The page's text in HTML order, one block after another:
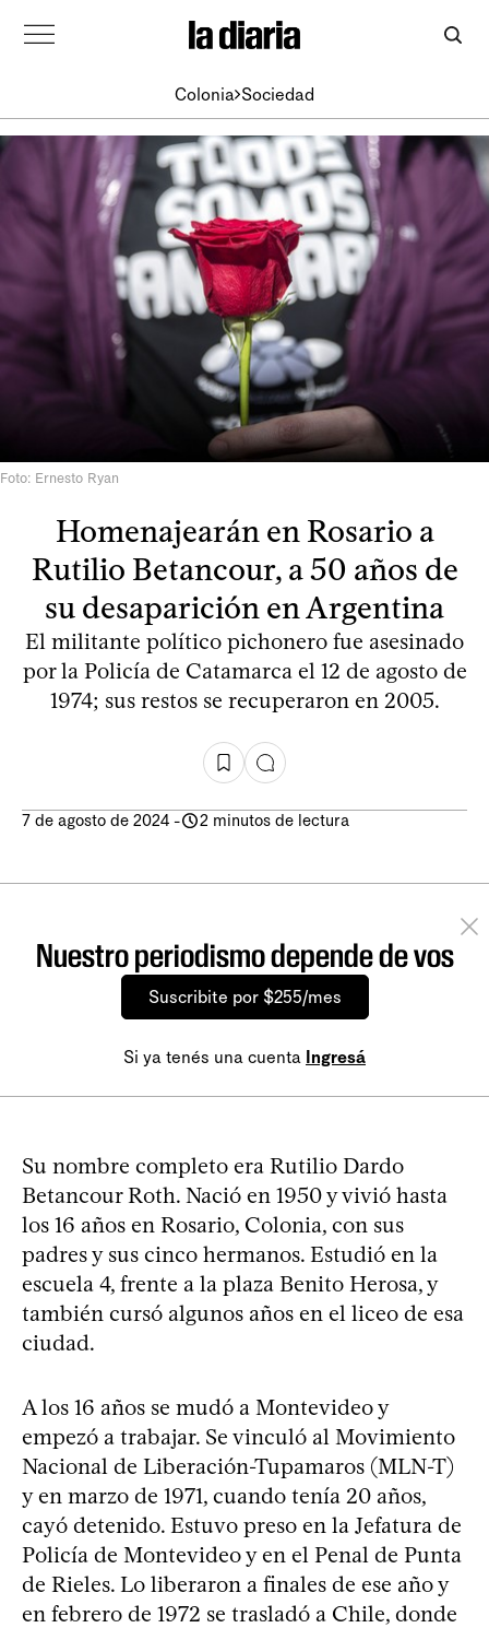
Colonia Sociedad
Foto: Ernesto Ryan
Homenajearán en Rosario a
Rutilio Betancour, a 50 años de
su desaparición en Argentina
El militante político pichonero fue asesinado
por la Policía de Catamarca el 12 de agosto de
1974; sus restos se recuperaron en 2005.
7 de agosto de 2024 - 2 minutos de lectura
Nuestro periodismo depende de vos
Suscribite por $255/mes
Si ya tenés una cuenta Ingresá
Su nombre completo era Rutilio Dardo
Betancour Roth. Nació en 1950 y vivió hasta
los 16 años en Rosario, Colonia, con sus
padres y sus cinco hermanos. Estudió en la
escuela 4, frente a la plaza Benito Herosa, y
también cursó algunos años en el liceo de esa
ciudad.
A los 16 años se mudó a Montevideo y
empezó a trabajar. Se vinculó al Movimiento
Nacional de Liberación-Tupamaros (MLN-T)
y en marzo de 1971, cuando tenía 20 años,
cayó detenido. Estuvo preso en la Jefatura de
Policía de Montevideo y en el Penal de Punta
de Rieles. Lo liberaron a finales de ese año y
en febrero de 1972 se trasladó a Chile, donde